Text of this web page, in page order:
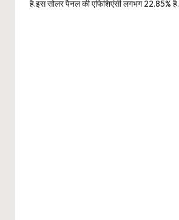
है.इस सोलर पैनल की एफिशिएंसी लगभग 22.85% है.